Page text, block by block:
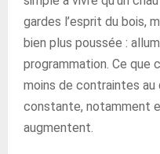
gardes l’esprit du bois,
bien plus poussée :
programmation. Ce que
moins de contraintes
constante, notamment
augmentent.